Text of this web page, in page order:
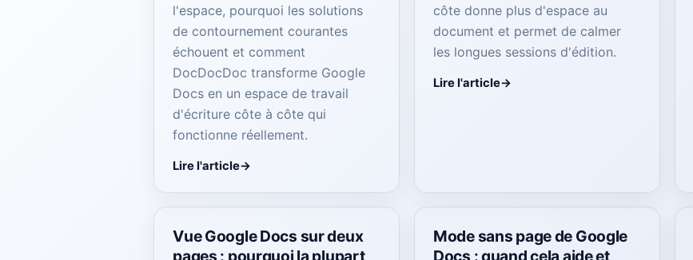
l'espace, pourquoi les solutions
de contournement courantes
échouent et comment
DocDocDoc transforme Google
Docs en un espace de travail
d'écriture côte à côte qui
fonctionne réellement.
Lire l'article
côte donne plus d'espace au
document et permet de calmer
les longues sessions d'édition.
Lire l'article
Vue Google Docs sur deux
pages : pourquoi la plupart
Mode sans page de Google
Docs : quand cela aide et